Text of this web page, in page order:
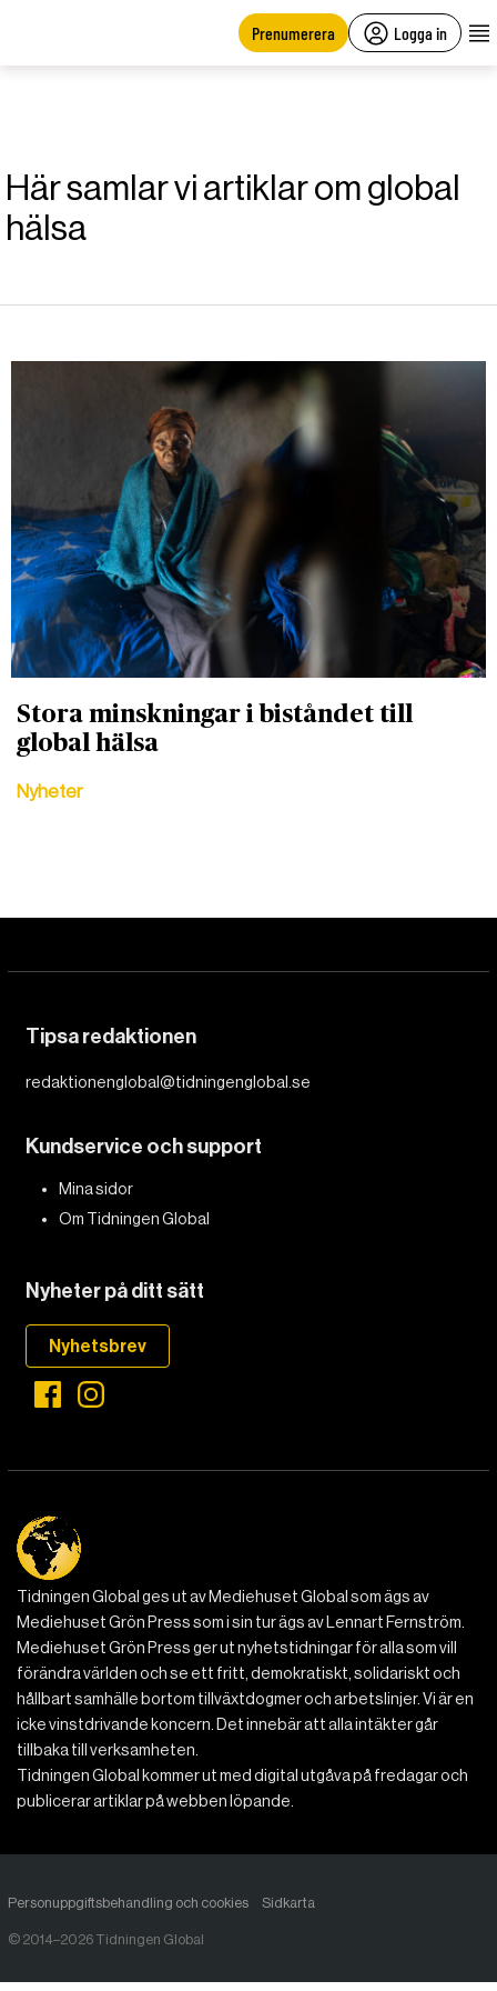
Prenumerera Logga in
Här samlar vi artiklar om global
hälsa
Stora minskningar i biståndet till
global hälsa
Nyheter
Tipsa redaktionen
redaktionenglobal@tidningenglobal.se
Kundservice och support
Mina sidor
Om Tidningen Global
Nyheter på ditt sätt
Nyhetsbrev
Tidningen Global ges ut av Mediehuset Global som ägs av
Mediehuset Grön Press som i sin tur ägs av Lennart Fernström.
Mediehuset Grön Press ger ut nyhetstidningar för alla som vill
förändra världen och se ett fritt, demokratiskt, solidariskt och
hållbart samhälle bortom tillväxtdogmer och arbetslinjer. Vi är en
icke vinstdrivande koncern. Det innebär att alla intäkter går
tillbaka till verksamheten.
Tidningen Global kommer ut med digital utgåva på fredagar och
publicerar artiklar på webben löpande.
Personuppgiftsbehandling och cookies Sidkarta
© 2014–2026 Tidningen Global